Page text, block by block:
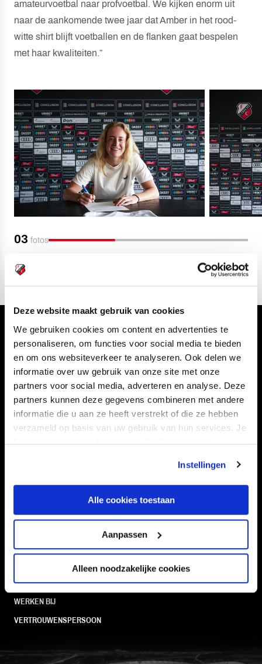
Deze website maakt gebruik van cookies
We gebruiken cookies om content en advertenties te
personaliseren, om functies voor social media te bieden
en om ons websiteverkeer te analyseren. Ook delen we
informatie over uw gebruik van onze site met onze
partners voor social media, adverteren en analyse. Deze
partners kunnen deze gegevens combineren met andere
informatie die u aan ze heeft verstrekt of die ze hebben
verzameld op basis van uw gebruik van hun services. Je
kan je toestemming beheren op de Cookiepagina.
Instellingen
Alle cookies toestaan
Aanpassen
Alleen noodzakelijke cookies
amateurvoetbal naar profvoetbal. We kijken enorm uit
naar de aankomende twee jaar dat Amber in het rood-
witte shirt blijft voetballen en de flanken gaat bespelen
met haar kwaliteiten.”
03 fotos
Volg ons ook via
Navigeer naar
CLUB
TEAMS
FOUNDATION
KAARTVERKOOP
VEELGESTELDE VRAGEN
CONTACT
WERKEN BIJ
VERTROUWENSPERSOON
FC Utrecht<br>vanuit<br>het